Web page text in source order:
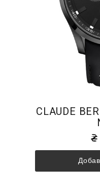
CLAUDE